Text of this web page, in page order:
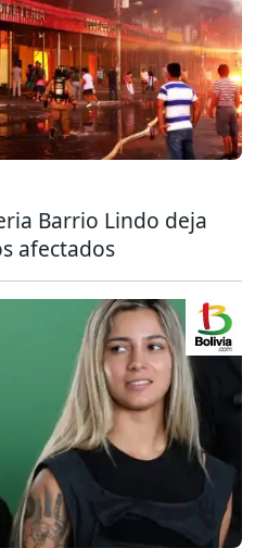
Barrio Lindo deja
afectados